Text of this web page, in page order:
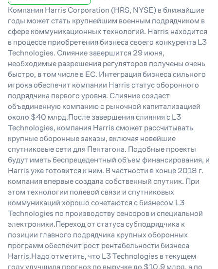
Компания Harris Corporation (HRS, NYSE) в ближайшие
годы может стать крупнейшим военным подрядчиком в
сфере коммуникационных технологий. Harris находится
в процессе приобретения бизнеса своего конкурента L3
Technologies. Слияние завершится 29 июня,
необходимые разрешения регуляторов получены очень
быстро, в том числе в ЕС. Интеграция бизнеса сильного
игрока обеспечит компании Harris статус оборонного
подрядчика первого уровня. Слияние создаст
объединенную компанию с рыночной капитализацией
около $40 млрд.После завершения слияния с L3
Technologies, компания Harris сможет рассчитывать
крупные оборонные заказы, включая новейшие
спутниковые сети для Пентагона. Подобные проекты
будут иметь беспрецедентный объем финансирования, и
Harris уже готовится к ним. В частности в конце 2018 г.
компания впервые создала собственный спутник. При
этом технологии полевой связи и спутниковых
коммуникаций хорошо сочетаются с бизнесом L3
Technologies по производству сенсоров и специальной
электроники.Переход от статуса субподрядчика к
позиции главного подрядчика крупных оборонных
программ обеспечит рост рентабельности бизнеса
Harris.Надо отметить, что L3 Technologies в текущем
году улучшила прогноз по выручке до $10,9 млрд, а по